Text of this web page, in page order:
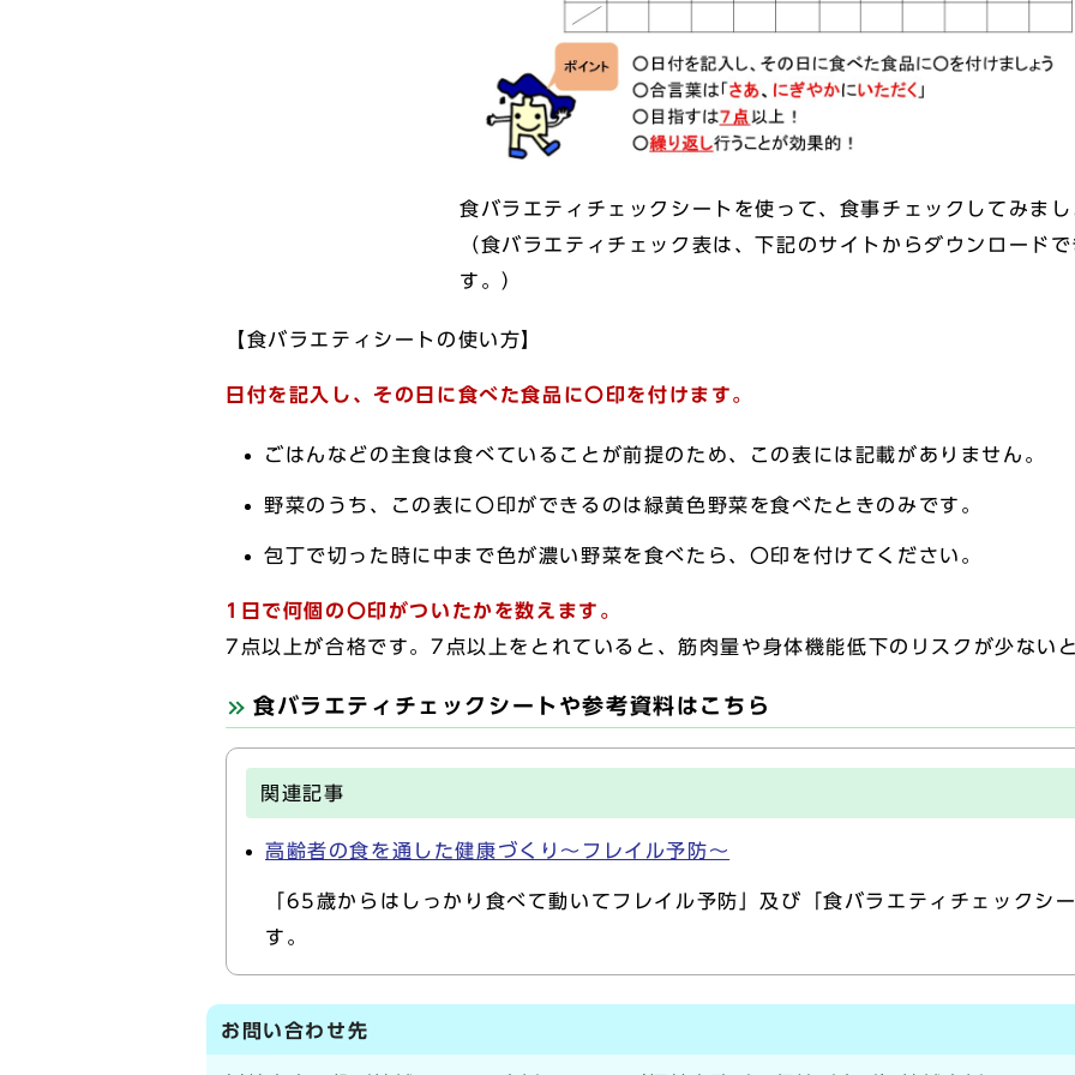
食バラエティチェックシートを使って、食事チェックしてみまし
（食バラエティチェック表は、下記のサイトからダウンロードで
す。）
【食バラエティシートの使い方】
日付を記入し、その日に食べた食品に〇印を付けます。
ごはんなどの主食は食べていることが前提のため、この表には記載がありません。
野菜のうち、この表に〇印ができるのは緑黄色野菜を食べたときのみです。
包丁で切った時に中まで色が濃い野菜を食べたら、〇印を付けてください。
1日で何個の〇印がついたかを数えます。
7点以上が合格です。7点以上をとれていると、筋肉量や身体機能低下のリスクが少ない
食バラエティチェックシートや参考資料はこちら
関連記事
高齢者の食を通した健康づくり～フレイル予防～
「65歳からはしっかり食べて動いてフレイル予防」及び「食バラエティチェックシ
す。
お問い合わせ先